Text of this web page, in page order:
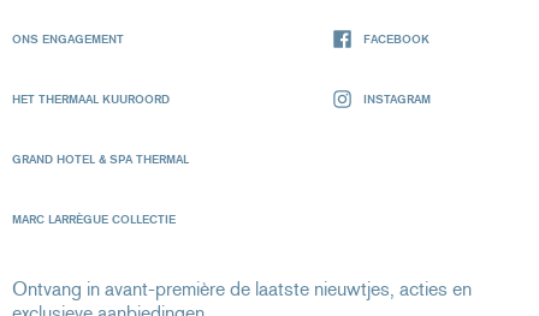
ONS ENGAGEMENT
HET THERMAAL KUUROORD
GRAND HOTEL & SPA THERMAL
MARC LARRÈGUE COLLECTIE
FACEBOOK
INSTAGRAM
Ontvang in avant-première de laatste nieuwtjes, acties en